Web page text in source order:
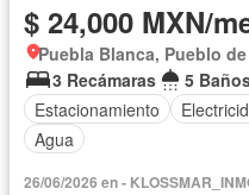
$ 24,000 MXN/
Puebla Blanca, Pueblo
3 Recámaras
5
Estacionamiento
Agua
26/06/2026 en -